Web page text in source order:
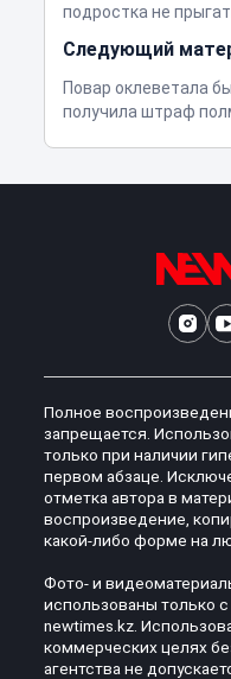
подростка не
Следующий
Повар оклеветала
получила штраф
Полное
запрещается.
только при наличии
первом абзаце.
отметка автора в
воспроизведение,
какой-либо форме на
Фото- и
использованы только
newtimes.kz.
коммерческих целях
агентства не